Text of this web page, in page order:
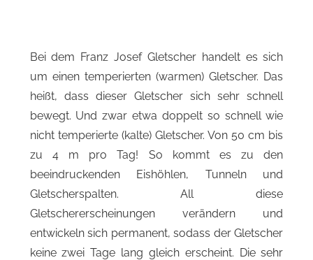
Bei dem Franz Josef Gletscher handelt es sich
um einen temperierten (warmen) Gletscher. Das
heißt, dass dieser Gletscher sich sehr schnell
bewegt. Und zwar etwa doppelt so schnell wie
nicht temperierte (kalte) Gletscher.Von 50 cm bis
zu 4 m pro Tag! So kommt es zu den
beeindruckenden Eishöhlen, Tunneln und
Gletscherspalten. All diese
Gletschererscheinungen verändern und
entwickeln sich permanent, sodass der Gletscher
keine zwei Tage lang gleich erscheint. Die sehr